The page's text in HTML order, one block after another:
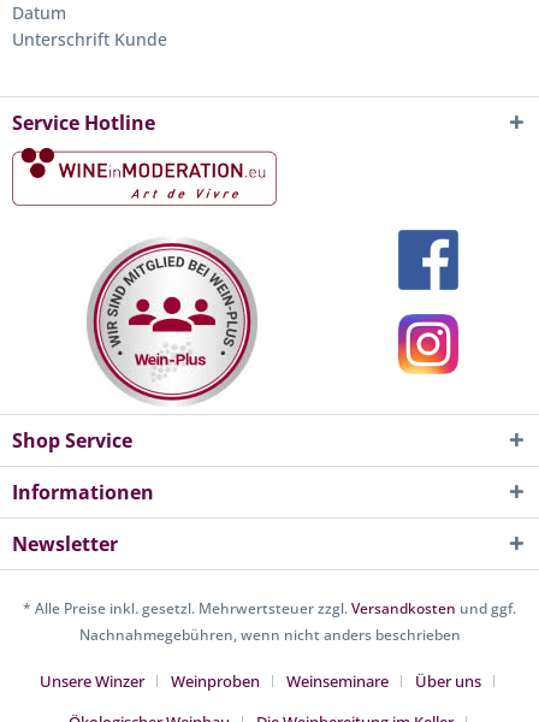
Datum
Unterschrift Kunde
Service Hotline
Shop Service
Informationen
Newsletter
* Alle Preise inkl. gesetzl. Mehrwertsteuer zzgl.Versandkosten und ggf.
Nachnahmegebühren, wenn nicht anders beschrieben
Unsere Winzer Weinproben Weinseminare
Über uns